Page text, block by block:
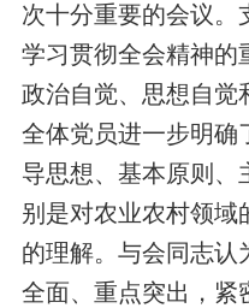
次十分重要的会议。
学习贯彻全会精神的
政治自觉、思想自觉
全体党员进一步明确
导思想、基本原则、
别是对农业农村领域
的理解。 与会同志认
全面、重点突出，紧